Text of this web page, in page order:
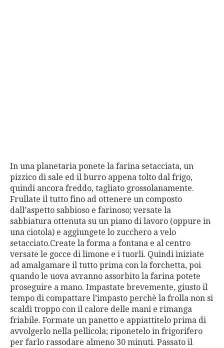
In una planetaria ponete la farina setacciata, un
pizzico di sale ed il burro appena tolto dal frigo,
quindi ancora freddo, tagliato grossolanamente.
Frullate il tutto fino ad ottenere un composto
dall’aspetto sabbioso e farinoso; versate la
sabbiatura ottenuta su un piano di lavoro (oppure in
una ciotola) e aggiungete lo zucchero a velo
setacciato.Create la forma a fontana e al centro
versate le gocce di limone e i tuorli. Quindi iniziate
ad amalgamare il tutto prima con la forchetta, poi
quando le uova avranno assorbito la farina potete
proseguire a mano. Impastate brevemente, giusto il
tempo di compattare l’impasto perchè la frolla non si
scaldi troppo con il calore delle mani e rimanga
friabile. Formate un panetto e appiattitelo prima di
avvolgerlo nella pellicola; riponetelo in frigorifero
per farlo rassodare almeno 30 minuti. Passato il